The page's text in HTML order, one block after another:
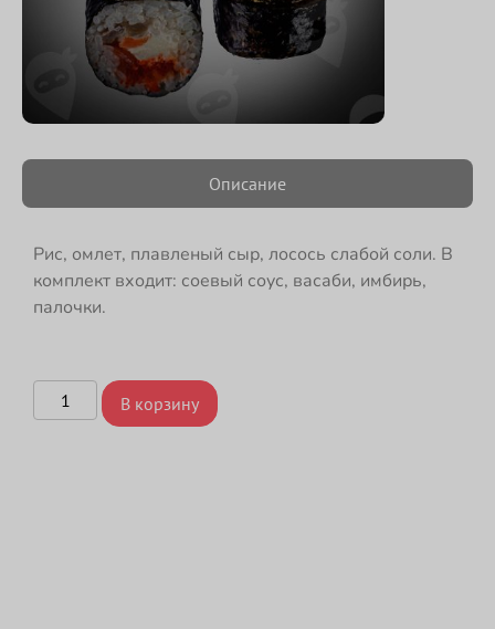
Описание
Рис, омлет, плавленый сыр, лосось слабой соли. В
комплект входит: соевый соус, васаби, имбирь,
палочки.
В корзину